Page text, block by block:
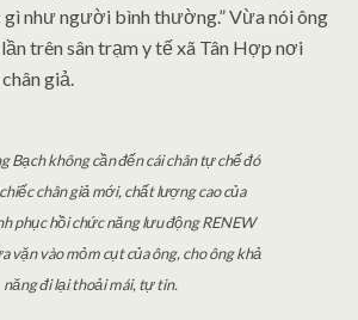
như người bình thường.” Vừa nói ông
trên sân trạm y tế xã Tân Hợp nơi
giả.
Bạch không cần đến cái chân tự chế đó
chân giả mới, chất lượng cao của
phục hồi chức năng lưu động RENEW
vặn vào mỏm cụt của ông, cho ông khả
năng đi lại thoải mái, tự tin.